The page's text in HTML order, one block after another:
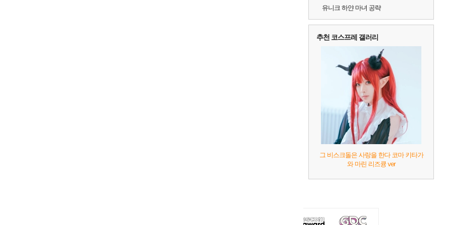
유니크 하얀 마녀 공략
추천 코스프레 갤러리
그 비스크돌은 사랑을 한다 코마 키타가
와 마린 리즈큥 ver